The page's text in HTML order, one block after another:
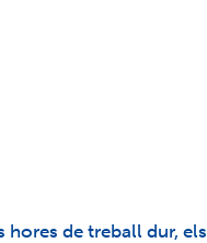
hores de treball dur, els